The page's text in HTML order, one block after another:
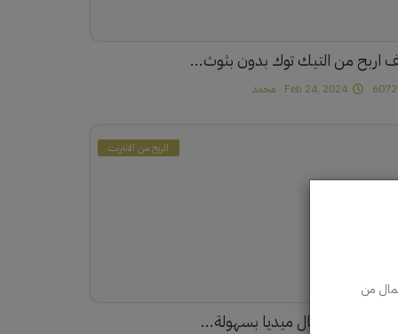
من
اربح من التيك توك بدون بثوث...
محمد
الربح من الانترنت
الربح من السوشيال ميديا بسهولة...